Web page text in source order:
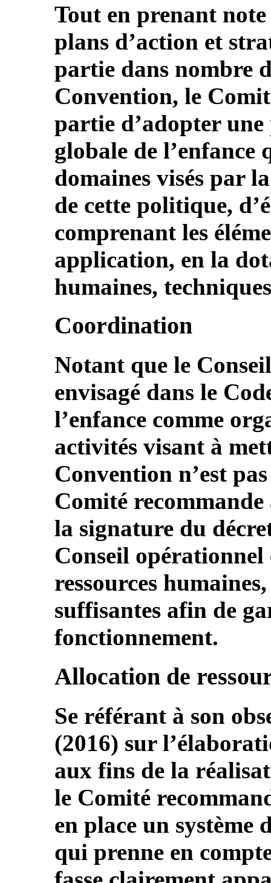
Tout en prenant
plans d’action et
partie dans nombre
Convention, le
partie d’adopter
globale de l’enfance
domaines visés par
de cette politique,
comprenant les
application, en la
humaines,
Coordination
Notant que le
envisagé dans le
l’enfance comme
activités visant à
Convention n’est
Comité
la signature du
Conseil
ressources
suffisantes afin de
fonctionnement.
Allocation de
Se référant à son
(2016) sur
aux fins de la
le Comité
en place un système
qui prenne en